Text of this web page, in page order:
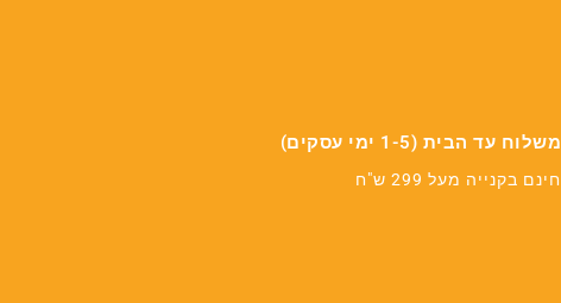
משלוח עד הבית (1-5 ימי עסקים)
חינם בקנייה מעל 299 ש"ח